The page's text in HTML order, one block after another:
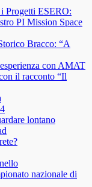
Progetti ESERO:
PI Mission Space
Bracco: “A
con AMAT
il racconto “Il
lontano
nazionale di